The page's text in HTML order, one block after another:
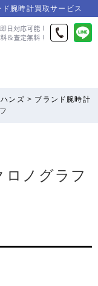
腕時計買取サービス
ンズ > ブランド腕時計
ロノグラフ